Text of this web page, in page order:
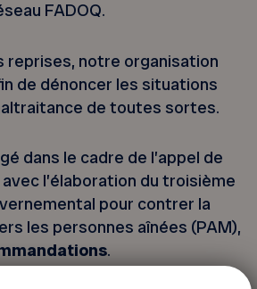
FADOQ.
reprises, notre organisation
de dénoncer les situations
de toutes sortes.
dans le cadre de l’appel de
l’élaboration du troisième
pour contrer la
les personnes aînées (PAM),
.